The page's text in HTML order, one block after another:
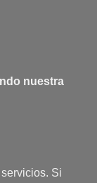
nuestra
Si